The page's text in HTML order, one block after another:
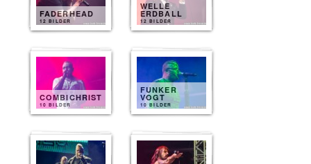
FADERHEAD
12 BILDER
WELLE
ERDBALL
12 BILDER
COMBICHRIST
10 BILDER
FUNKER
VOGT
10 BILDER